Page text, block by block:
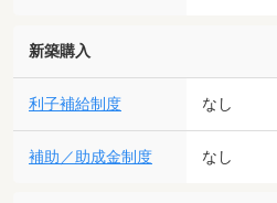
新築購入
利子補給制度 なし
補助／助成金制度 なし